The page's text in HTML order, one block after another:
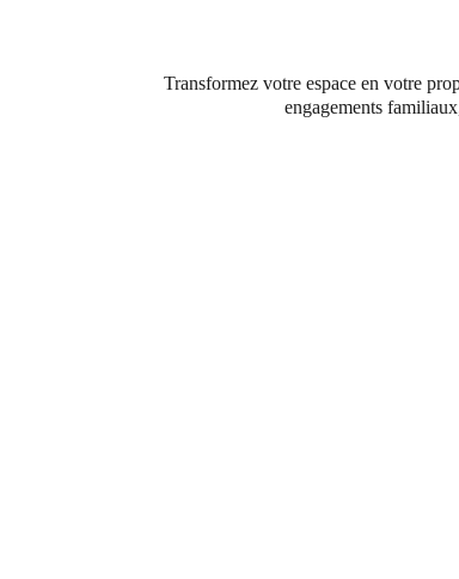
Transformez votre espace en votre
engagements